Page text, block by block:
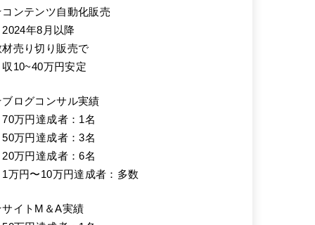
ンテンツ自動化販売
2024年8月以降
材売り切り販売で
収10~40万円安定
ログコンサル実績
70万円達成者：1名
50万円達成者：3名
20万円達成者：6名
1万円〜10万円達成者：多数
イトM＆A実績